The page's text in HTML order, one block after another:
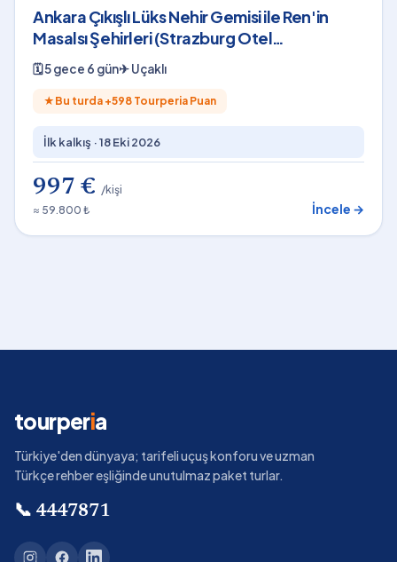
Ankara Çıkışlı Lüks Nehir Gemisi ile Ren'in
Masalsı Şehirleri (Strazburg Otel
Konaklamalı)
🗓5 gece 6 gün✈Uçaklı
★ Bu turda +598 Tourperia Puan
İlk kalkış ·18 Eki 2026
997 € /kişi
≈ 59.800 ₺
İncele →
tourperia
Türkiye'den dünyaya; tarifeli uçuş konforu ve uzman
Türkçe rehber eşliğinde unutulmaz paket turlar.
📞 4447871